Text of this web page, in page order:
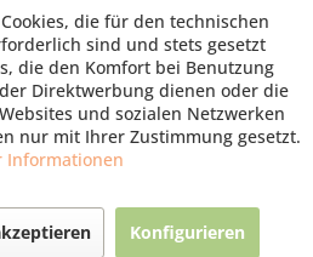
Christof Paul e.K. | Westring 2 |
Mail: info@pauls-muehle.de
die für den technischen
sind und stets gesetzt
die den Komfort bei Benutzung
Direktwerbung dienen oder die
und sozialen Netzwerken
nur mit Ihrer Zustimmung gesetzt.
Informationen
Konfigurieren